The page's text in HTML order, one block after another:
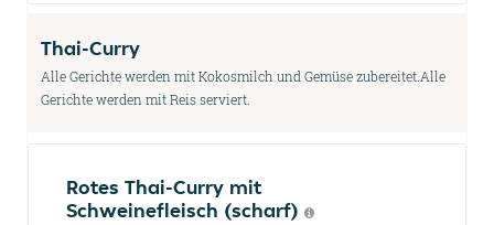
Thai-Curry
Alle Gerichte werden mit Kokosmilch und Gemüse zubereitet.Alle
Gerichte werden mit Reis serviert.
Rotes Thai-Curry mit
Schweinefleisch (scharf)